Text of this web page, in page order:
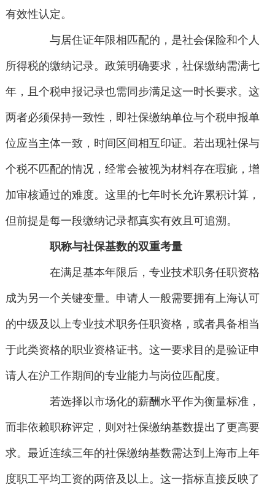
有效性认定。
与居住证年限相匹配的，是社会保险和个人
所得税的缴纳记录。政策明确要求，社保缴纳需满七
年，且个税申报记录也需同步满足这一时长要求。这
两者必须保持一致性，即社保缴纳单位与个税申报单
位应当主体一致，时间区间相互印证。若出现社保与
个税不匹配的情况，经常会被视为材料存在瑕疵，增
加审核通过的难度。这里的七年时长允许累积计算，
但前提是每一段缴纳记录都真实有效且可追溯。
职称与社保基数的双重考量
在满足基本年限后，专业技术职务任职资格
成为另一个关键变量。申请人一般需要拥有上海认可
的中级及以上专业技术职务任职资格，或者具备相当
于此类资格的职业资格证书。这一要求目的是验证申
请人在沪工作期间的专业能力与岗位匹配度。
若选择以市场化的薪酬水平作为衡量标准，
而非依赖职称评定，则对社保缴纳基数提出了更高要
求。最近连续三年的社保缴纳基数需达到上海市上年
度职工平均工资的两倍及以上。这一指标直接反映了